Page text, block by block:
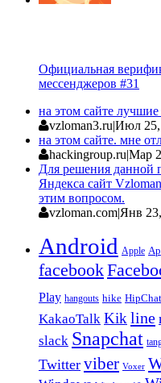
Официальная
мессенджеров #31
на этом сайте
vzloman3.ru|Июл 25,
на этом сайте. мне
hackingroup.ru|Мар
Для решения данной
Яндекса сайт
этим вопросом.
vzloman.com|Янв
Android Apple
facebook
Play hangouts hike HipChat
KakaoTalk Kik line
slack Snapchat
Twitter viber Voxer